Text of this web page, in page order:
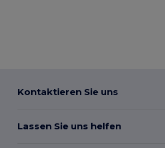
Kontaktieren Sie uns
Lassen Sie uns helfen